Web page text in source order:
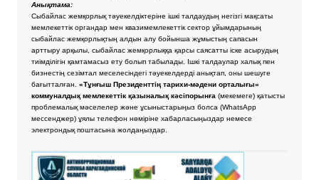
Анықтама:
Сыбайлас жемқорлық тәуекелдіктеріне ішкі талдаудың негізгі мақсаты
мемлекеттік органдар мен квазимемлекеттік сектор ұйымдарының
сыбайлас жемқорлықтың алдын алу бойынша жұмыстың сапасын
арттыру арқылы, сыбайлас жемқорлыққа қарсы саясатты іске асырудың
тиімділігін қамтамасыз ету болып табылады. Ішкі талдаулар халық пен
бизнестің сезімтал меселесіндегі тәуекелдерді анықтап, оны шешуге
бағытталған. «Тұнғыш Президенттің тарихи-мәдени орталығы»
коммуналдық мемлекеттік қазыналық кәсіпорынға (мекемеге) қатысты
проблемалық мәселелер және ұсыныстарыңыз болса (WhatsApp
мессенджер) ұялы телефон нөміріне хабарласыңыздар немесе
электрондық поштасына жолдаңыздар.